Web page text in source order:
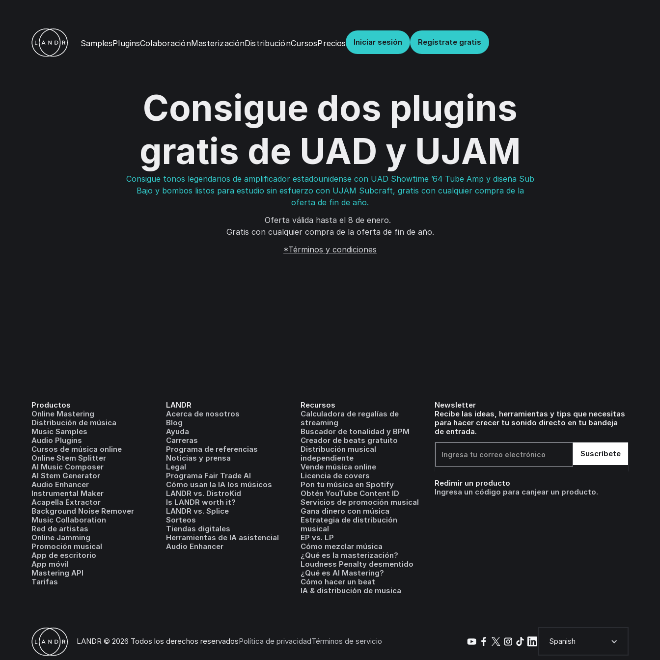
SamplesPluginsColaboraciónMasterizaciónDistribuciónCursosPrecios Iniciar sesión Regístrate gratis
Consigue dos plugins
gratis de UAD y UJAM
Consigue tonos legendarios de amplificador estadounidense con UAD Showtime ’64 Tube Amp y diseña Sub
Bajo y bombos listos para estudio sin esfuerzo con UJAM Subcraft, gratis con cualquier compra de la
oferta de fin de año.
Oferta válida hasta el 8 de enero.
Gratis con cualquier compra de la oferta de fin de año.
*Términos y condiciones
Productos
Online Mastering
Distribución de música
Music Samples
Audio Plugins
Cursos de música online
Online Stem Splitter
AI Music Composer
AI Stem Generator
Audio Enhancer
Instrumental Maker
Acapella Extractor
Background Noise Remover
Music Collaboration
Red de artistas
Online Jamming
Promoción musical
App de escritorio
App móvil
Mastering API
Tarifas
LANDR
Acerca de nosotros
Blog
Ayuda
Carreras
Programa de referencias
Noticias y prensa
Legal
Programa Fair Trade AI
Cómo usan la IA los músicos
LANDR vs. DistroKid
Is LANDR worth it?
LANDR vs. Splice
Sorteos
Tiendas digitales
Herramientas de IA asistencial
Audio Enhancer
Recursos
Calculadora de regalías de
streaming
Buscador de tonalidad y BPM
Creador de beats gratuito
Distribución musical
independiente
Vende música online
Licencia de covers
Pon tu música en Spotify
Obtén YouTube Content ID
Servicios de promoción musical
Gana dinero con música
Estrategia de distribución
musical
EP vs. LP
Cómo mezclar música
¿Qué es la masterización?
Loudness Penalty desmentido
¿Qué es AI Mastering?
Cómo hacer un beat
IA & distribución de musica
Newsletter
Recibe las ideas, herramientas y tips que necesitas
para hacer crecer tu sonido directo en tu bandeja
de entrada.
Redimir un producto
Ingresa un código para canjear un producto.
LANDR © 2026 Todos los derechos reservadosPolítica de privacidadTérminos de servicio Spanish